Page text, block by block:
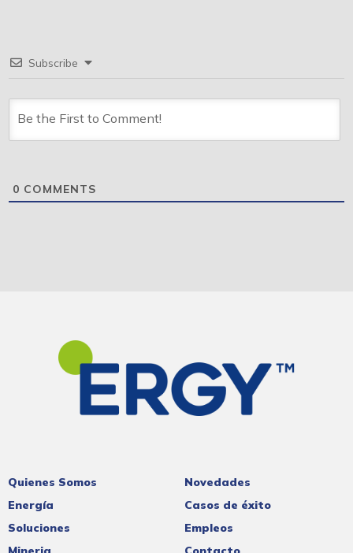
Subscribe
0 COMMENTS
Quienes Somos
Energía
Soluciones
Novedades
Casos de éxito
Empleos